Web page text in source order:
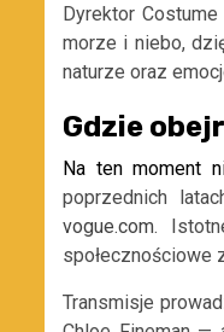
Dyrektor
morze i niebo,
naturze oraz
Gdzie
Na ten moment
poprzednich
vogue.com.
społecznościowe
Transmisje